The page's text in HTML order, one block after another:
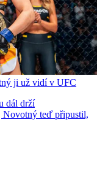
ji už vidí v UFC
dál drží
Novotný teď připustil,